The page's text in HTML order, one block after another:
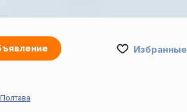
Избранные